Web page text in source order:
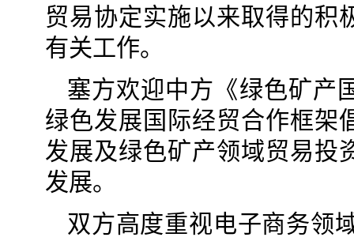
贸易协定实施以来取得的积
有关工作。
塞方欢迎中方《绿色矿产
绿色发展国际经贸合作框架
发展及绿色矿产领域贸易投
发展。
双方高度重视电子商务领